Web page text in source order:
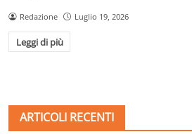
Redazione Luglio 19, 2026
Leggi di più
ARTICOLI RECENTI